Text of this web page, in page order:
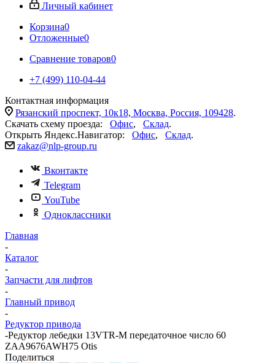
Личный кабинет
Корзина0
Отложенные0
Сравнение товаров0
+7 (499) 110-04-44
Контактная информация
Рязанский проспект, 10к18, Москва, Россия, 109428.
Скачать схему проезда: Офис, Склад.
Открыть Яндекс.Навигатор: Офис, Склад.
zakaz@nlp-group.ru
Вконтакте
Telegram
YouTube
Одноклассники
Главная
-
Каталог
-
Запчасти для лифтов
-
Главный привод
-
Редуктор привода
-Редуктор лебедки 13VTR-M передаточное число 60
ZAA9676AWH75 Otis
Поделиться